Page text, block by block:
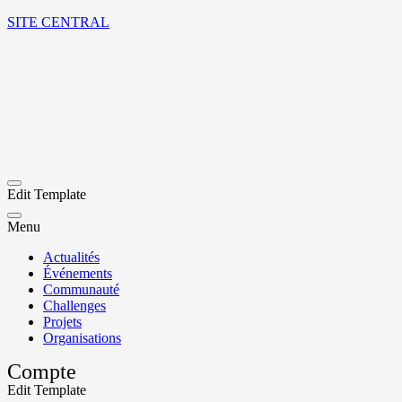
SITE CENTRAL
Edit Template
Menu
Actualités
Événements
Communauté
Challenges
Projets
Organisations
Compte
Edit Template